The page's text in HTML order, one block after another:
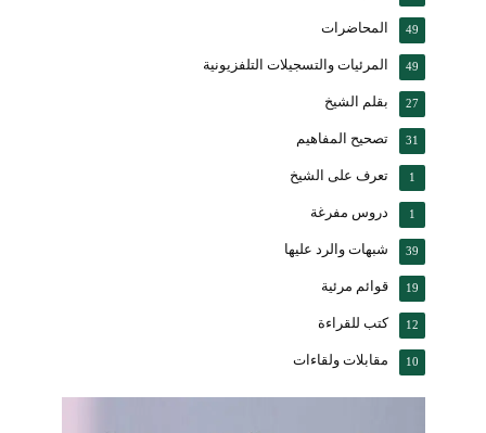
المحاضرات 49
المرئيات والتسجيلات التلفزيونية 49
بقلم الشيخ 27
تصحيح المفاهيم 31
تعرف على الشيخ 1
دروس مفرغة 1
شبهات والرد عليها 39
قوائم مرئية 19
كتب للقراءة 12
مقابلات ولقاءات 10